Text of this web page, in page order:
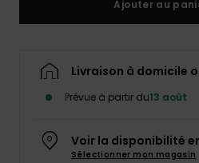
Ajouter au
Livraison à domicile
Prévue à partir du13 août
Voir la disponibilité
Sélectionner mon magasin